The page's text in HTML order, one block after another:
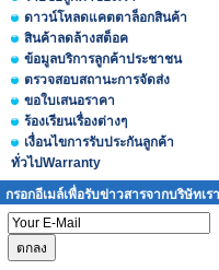
ดาวน์โหลดแคตตาล็อกสินค้า
สินค้าลดล้างสต็อค
ข้อมูลบริการลูกค้าประชาชน
ตรวจสอบสถานะการจัดส่ง
ขอใบเสนอราคา
ร้องเรียนเรื่องต่างๆ
เงื่อนไขการรับประกันลูกค้า
ทั่วไปWarranty
กรอกอีเมล์เพื่อรับข่าวสารจากบริษัทเรา